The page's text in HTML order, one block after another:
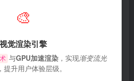
🎨
视觉渲染引擎
与GPU加速渲染 ，实现渐变流光
提升用户体验层级。